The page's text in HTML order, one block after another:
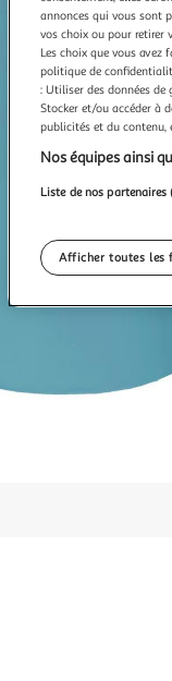
annonces qui vous sont
vos choix ou pour retirer
Les choix que vous
politique de
: Utiliser des données de
Stocker et/ou accéder à
publicités et du contenu,
Nos équipes ainsi
Liste de nos partenaires
Afficher toutes les